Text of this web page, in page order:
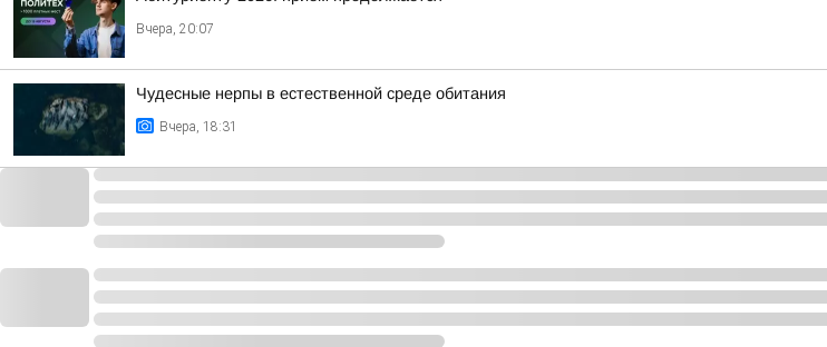
Вчера, 20:07
Чудесные нерпы в естественной среде обитания
Вчера, 18:31